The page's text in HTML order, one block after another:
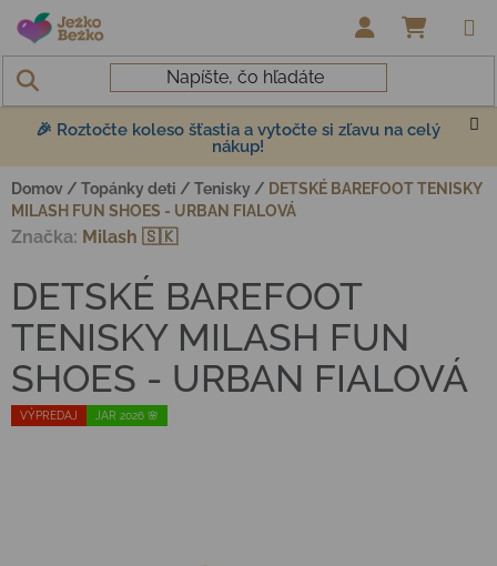
Prejsť na obsah
🎉 Roztočte koleso šťastia a vytočte si zľavu na celý
nákup!
Domov / Topánky deti / Tenisky / DETSKÉ BAREFOOT TENISKY
MILASH FUN SHOES - URBAN FIALOVÁ
VÝPREDAJ JAR 2026 🌸
DETSKÉ BAREFOOT
TENISKY MILASH FUN
SHOES - URBAN FIALOVÁ
Značka: Milash 🇸🇰